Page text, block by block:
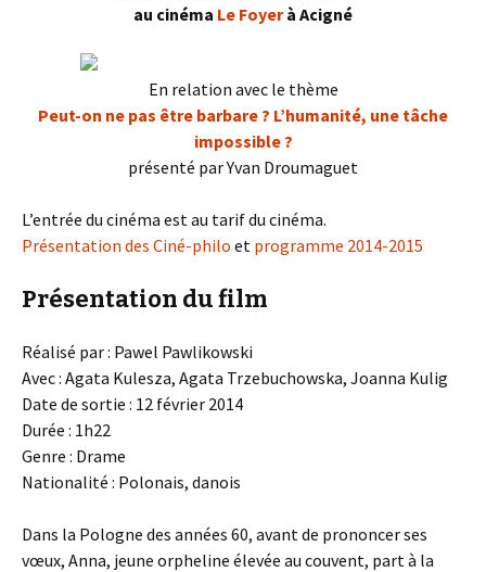
au cinéma Le Foyerà Acigné
En relation avec le thème
Peut-on ne pas être barbare ? L’humanité, une tâche
impossible ?
présenté par Yvan Droumaguet
L’entrée du cinéma est au tarif du cinéma.
Présentation des Ciné-philo et programme 2014-2015
Présentation du film
Réalisé par : Pawel Pawlikowski
Avec : Agata Kulesza, Agata Trzebuchowska, Joanna Kulig
Date de sortie : 12 février 2014
Durée : 1h22
Genre : Drame
Nationalité : Polonais, danois
Dans la Pologne des années 60, avant de prononcer ses
vœux, Anna, jeune orpheline élevée au couvent, part à la